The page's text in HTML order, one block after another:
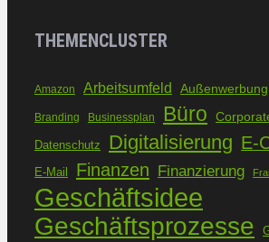
THEMENCLUSTER
Amazon Arbeitsumfeld Außenwerbung
Branding Businessplan Büro
Datenschutz Digitalisierung E-
E-Mail Finanzen Finanzierung
Geschäftsidee
Geschäftsprozesse